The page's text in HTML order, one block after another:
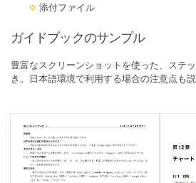
添付ファイル
ガイドブックのサンプル
豊富なスクリーンショットを使った、ステ
き。日本語環境で利用する場合の注意点も説